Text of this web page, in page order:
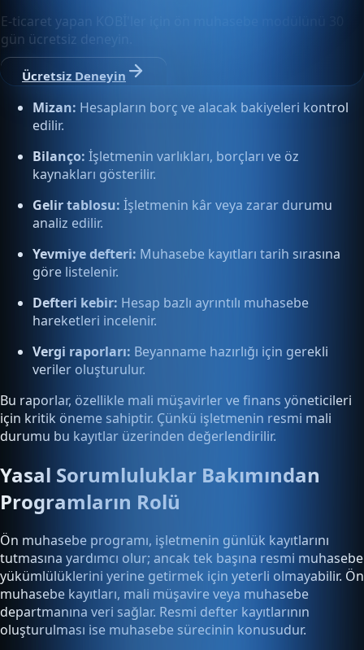
E-ticaret yapan KOBİ'ler için ön muhasebe modülünü 30
gün ücretsiz deneyin.
Ücretsiz Deneyin
Mizan: Hesapların borç ve alacak bakiyeleri kontrol
edilir.
Bilanço: İşletmenin varlıkları, borçları ve öz
kaynakları gösterilir.
Gelir tablosu: İşletmenin kâr veya zarar durumu
analiz edilir.
Yevmiye defteri: Muhasebe kayıtları tarih sırasına
göre listelenir.
Defteri kebir: Hesap bazlı ayrıntılı muhasebe
hareketleri incelenir.
Vergi raporları: Beyanname hazırlığı için gerekli
veriler oluşturulur.
Bu raporlar, özellikle mali müşavirler ve finans yöneticileri
için kritik öneme sahiptir. Çünkü işletmenin resmi mali
durumu bu kayıtlar üzerinden değerlendirilir.
Yasal Sorumluluklar Bakımından
Programların Rolü
Ön muhasebe programı, işletmenin günlük kayıtlarını
tutmasına yardımcı olur; ancak tek başına resmi muhasebe
yükümlülüklerini yerine getirmek için yeterli olmayabilir. Ön
muhasebe kayıtları, mali müşavire veya muhasebe
departmanına veri sağlar. Resmi defter kayıtlarının
oluşturulması ise muhasebe sürecinin konusudur.